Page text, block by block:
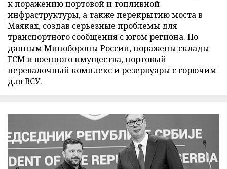
к поражению портовой и топливной
инфраструктуры, а также перекрытию моста в
Маяках, создав серьезные проблемы для
транспортного сообщения с югом региона. По
данным Минобороны России, поражены склады
ГСМ и военного имущества, портовый
перевалочный комплекс и резервуары с горючим
для ВСУ.